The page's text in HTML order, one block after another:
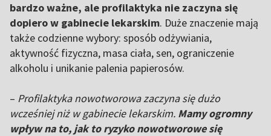
bardzo ważne, ale profilaktyka nie zaczyna się
dopiero w gabinecie lekarskim. Duże znaczenie mają
także codzienne wybory: sposób odżywiania,
aktywność fizyczna, masa ciała, sen, ograniczenie
alkoholu i unikanie palenia papierosów.
– Profilaktyka nowotworowa zaczyna się dużo
wcześniej niż w gabinecie lekarskim. Mamy ogromny
wpływ na to, jak to ryzyko nowotworowe się